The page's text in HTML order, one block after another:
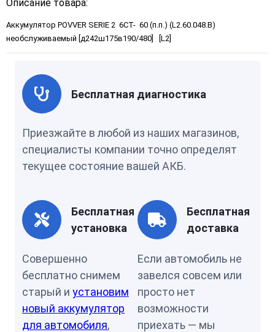
Описание товара:
Аккумулятор POVVER SERIE 2 6CT- 60 (п.п.) (L2.60.048.B)
необслуживаемый [д242ш175в190/480] [L2]
Бесплатная диагностика
Приезжайте в любой из наших магазинов,
специалисты компании точно определят
текущее состояние вашей АКБ.
Бесплатная
установка
Совершенно
бесплатно снимем
старый и установим
новый аккумулятор
для автомобиля,
Бесплатная
доставка
Если автомобиль не
завелся совсем или
просто нет
возможности
приехать — мы